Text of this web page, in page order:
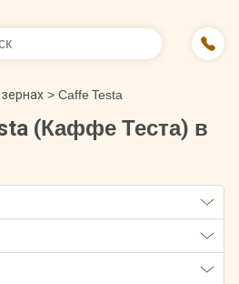
> Caffe Testa
(Каффе Теста) в